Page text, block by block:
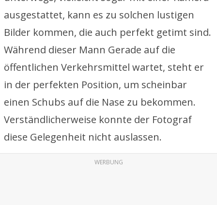
ausgestattet, kann es zu solchen lustigen
Bilder kommen, die auch perfekt getimt sind.
Während dieser Mann Gerade auf die
öffentlichen Verkehrsmittel wartet, steht er
in der perfekten Position, um scheinbar
einen Schubs auf die Nase zu bekommen.
Verständlicherweise konnte der Fotograf
diese Gelegenheit nicht auslassen.
WERBUNG